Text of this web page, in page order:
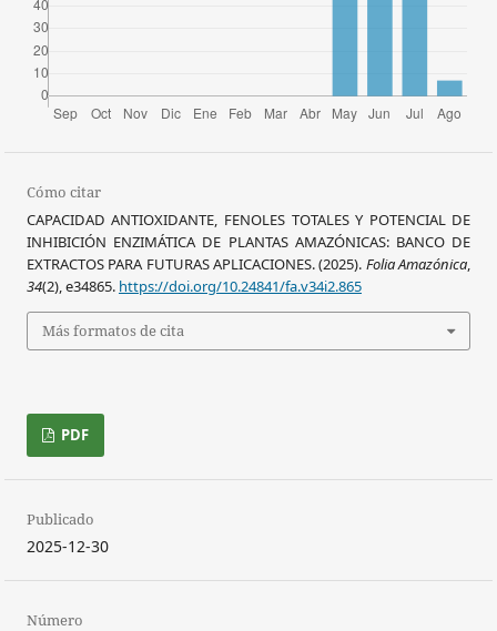
PDF
Publicado
2025-12-30
Número
Cómo citar
CAPACIDAD ANTIOXIDANTE, FENOLES TOTALES Y POTENCIAL DE
INHIBICIÓN ENZIMÁTICA DE PLANTAS AMAZÓNICAS: BANCO DE
EXTRACTOS PARA FUTURAS APLICACIONES. (2025). Folia Amazónica,
34(2), e34865. https://doi.org/10.24841/fa.v34i2.865
Más formatos de cita